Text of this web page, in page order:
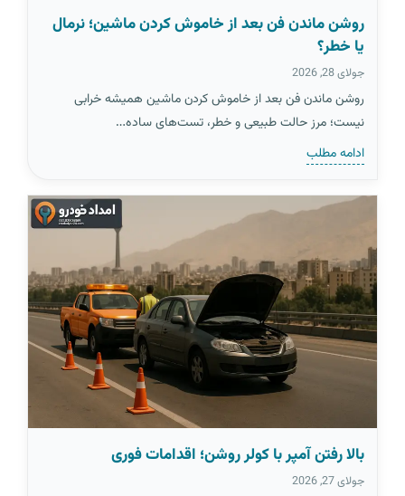
روشن ماندن فن بعد از خاموش کردن ماشین؛ نرمال
یا خطر؟
جولای 28, 2026
روشن ماندن فن بعد از خاموش کردن ماشین همیشه خرابی
نیست؛ مرز حالت طبیعی و خطر، تست‌های ساده…
ادامه مطلب
بالا رفتن آمپر با کولر روشن؛ اقدامات فوری
جولای 27, 2026